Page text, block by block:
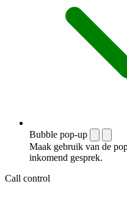
Bubble pop-up
Maak gebruik van de
inkomend gesprek.
Call control